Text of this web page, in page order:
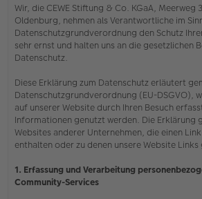
Wir, die CEWE Stiftung & Co. KGaA, Meerweg
Oldenburg, nehmen als Verantwortliche im
Datenschutzgrundverordnung den Schutz
sehr ernst und halten uns an die gesetzlichen
Datenschutz.
Diese Erklärung zum Datenschutz erläutert
Datenschutzgrundverordnung (EU-DSGVO),
auf unserer Website durch Ihren Besuch
Informationen genutzt werden. Die Erklärung
Websites anderer Unternehmen, die einen
enthalten oder zu denen unsere Website
1. Erfassung und Verarbeitung
Community-Services